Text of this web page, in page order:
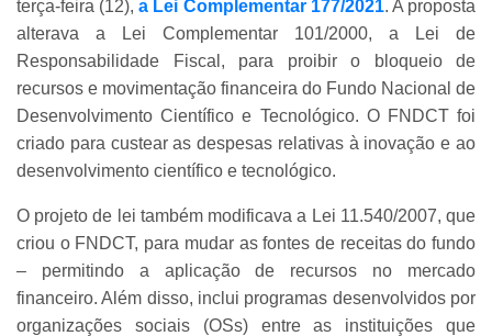
terça-feira (12),a Lei Complementar 177/2021. A proposta
alterava a Lei Complementar 101/2000, a Lei de
Responsabilidade Fiscal, para proibir o bloqueio de
recursos e movimentação financeira do Fundo Nacional de
Desenvolvimento Científico e Tecnológico. O FNDCT foi
criado para custear as despesas relativas à inovação e ao
desenvolvimento científico e tecnológico.
O projeto de lei também modificava a Lei 11.540/2007, que
criou o FNDCT, para mudar as fontes de receitas do fundo
– permitindo a aplicação de recursos no mercado
financeiro. Além disso, inclui programas desenvolvidos por
organizações sociais (OSs) entre as instituições que